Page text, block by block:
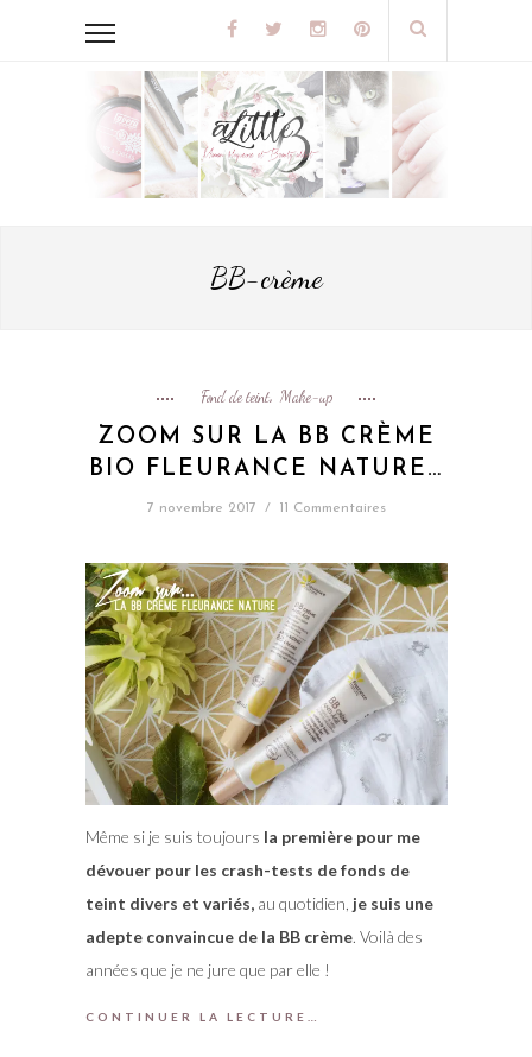
BB-crème
Fond de teint, Make-up
ZOOM SUR LA BB CRÈME
BIO FLEURANCE NATURE…
7 novembre 2017 / 11 Commentaires
Même si je suis toujours la première pour me
dévouer pour les crash-tests de fonds de
teint divers et variés,au quotidien, je suis une
adepte convaincue de la BB crème. Voilà des
années que je ne jure que par elle !
CONTINUER LA LECTURE…